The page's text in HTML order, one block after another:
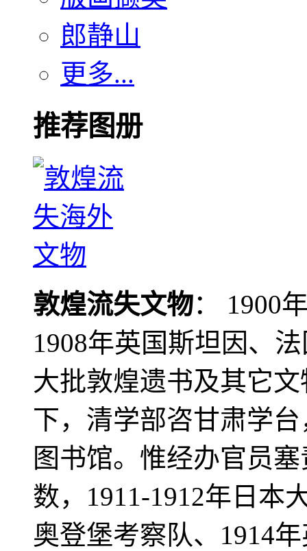
郎静山
更多...
推荐图册
敦煌流失文物： 1900
1908年英国斯坦因、
大批敦煌遗书及其它
下，清学部咨甘肃学
图书馆。惟经办官员
数，1911-1912年日本
奥登堡考察队、1914